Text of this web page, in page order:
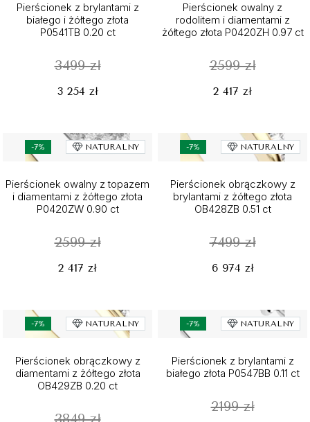
Pierścionek z brylantami z
białego i żółtego złota
P0541TB 0.20 ct
3499 zł
3 254 zł
Pierścionek owalny z
rodolitem i diamentami z
żółtego złota P0420ZH 0.97 ct
2599 zł
2 417 zł
-7% NATURALNY
Pierścionek owalny z topazem
i diamentami z żółtego złota
P0420ZW 0.90 ct
2599 zł
2 417 zł
-7% NATURALNY
Pierścionek obrączkowy z
brylantami z żółtego złota
OB428ZB 0.51 ct
7499 zł
6 974 zł
-7% NATURALNY
Pierścionek obrączkowy z
diamentami z żółtego złota
OB429ZB 0.20 ct
-7% NATURALNY
Pierścionek z brylantami z
białego złota P0547BB 0.11 ct
2199 zł